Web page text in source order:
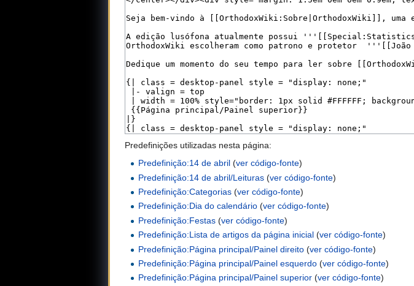
Predefinições utilizadas nesta página:
Predefinição:14 de abril (ver código-fonte)
Predefinição:14 de abril/Leituras (ver código-fonte)
Predefinição:Categorias (ver código-fonte)
Predefinição:Dia do calendário (ver código-fonte)
Predefinição:Festas (ver código-fonte)
Predefinição:Lista de artigos da página inicial (ver código-fonte)
Predefinição:Página principal/Painel direito (ver código-fonte)
Predefinição:Página principal/Painel esquerdo (ver código-fonte)
Predefinição:Página principal/Painel superior (ver código-fonte)